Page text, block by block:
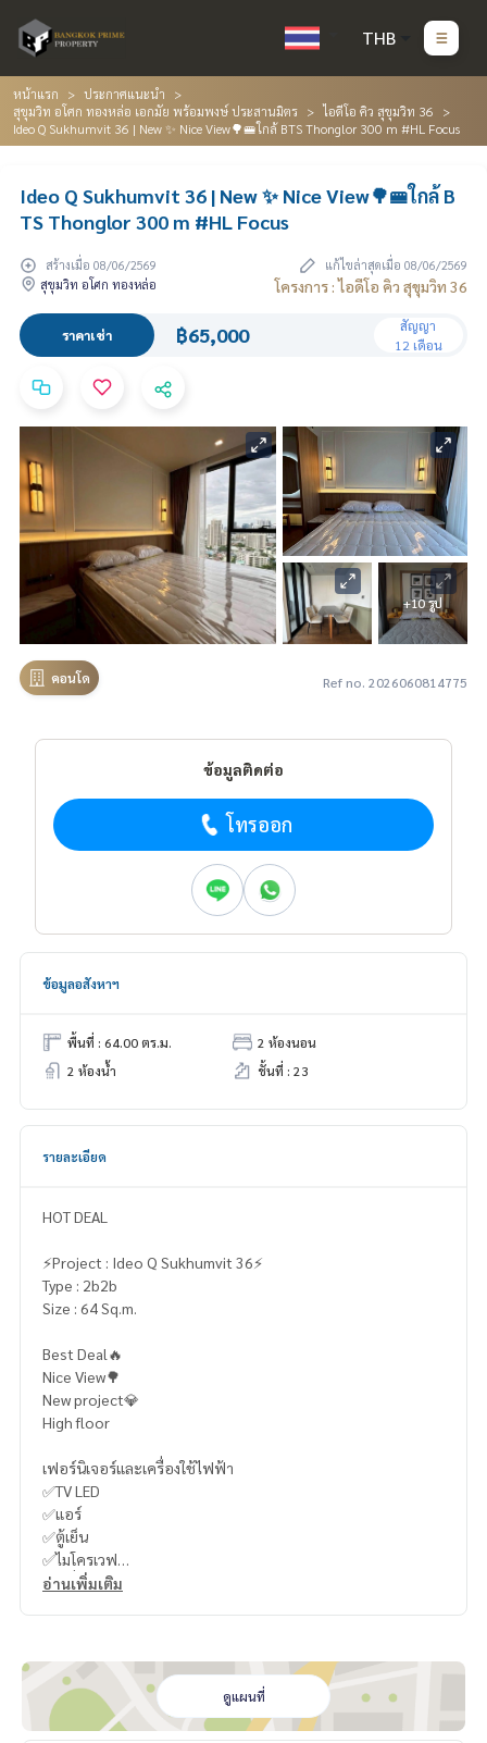
THB
หน้าแรก
ประกาศแนะนำ
สุขุมวิท อโศก ทองหล่อ เอกมัย พร้อมพงษ์ ประสานมิตร
ไอดีโอ คิว สุขุมวิท 36
Ideo Q Sukhumvit 36 | New ✨ Nice View🌳🚝ใกล้ BTS Thonglor 300 m #HL Focus
Ideo Q Sukhumvit 36 | New ✨ Nice View🌳🚝ใกล้ B
TS Thonglor 300 m #HL Focus
สร้างเมื่อ 08/06/2569
แก้ไขล่าสุดเมื่อ 08/06/2569
สุขุมวิท อโศก ทองหล่อ
โครงการ : ไอดีโอ คิว สุขุมวิท 36
ราคาเช่า ฿65,000
สัญญา
12 เดือน
+10 รูป
คอนโด Ref no. 2026060814775
ข้อมูลติดต่อ
โทรออก
ข้อมูลอสังหาฯ
พื้นที่ : 64.00 ตร.ม.
2 ห้องนอน
2 ห้องน้ำ
ชั้นที่ : 23
รายละเอียด
HOT DEAL
⚡️Project : Ideo Q Sukhumvit 36⚡️
Type : 2b2b
Size : 64 Sq.m.
Best Deal🔥
Nice View🌳
New project💎
High floor
เฟอร์นิเจอร์และเครื่องใช้ไฟฟ้า
✅TV LED
✅แอร์
✅ตู้เย็น
✅ไมโครเวฟ
✅เครื่องซักผ้า
✅Digital door lock
อ่านเพิ่มเติม
ดูแผนที่